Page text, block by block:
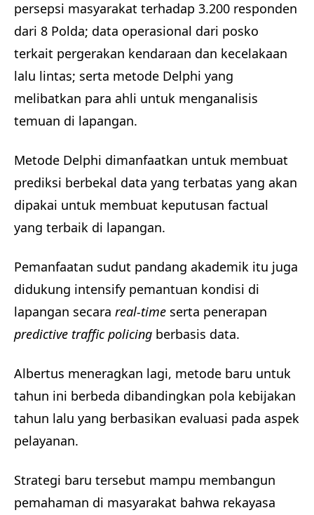
persepsi masyarakat terhadap 3.200 responden
dari 8 Polda; data operasional dari posko
terkait pergerakan kendaraan dan kecelakaan
lalu lintas; serta metode Delphi yang
melibatkan para ahli untuk menganalisis
temuan di lapangan.
Metode Delphi dimanfaatkan untuk membuat
prediksi berbekal data yang terbatas yang akan
dipakai untuk membuat keputusan factual
yang terbaik di lapangan.
Pemanfaatan sudut pandang akademik itu juga
didukung intensify pemantuan kondisi di
lapangan secara real-time serta penerapan
predictive traffic policing berbasis data.
Albertus meneragkan lagi, metode baru untuk
tahun ini berbeda dibandingkan pola kebijakan
tahun lalu yang berbasikan evaluasi pada aspek
pelayanan.
Strategi baru tersebut mampu membangun
pemahaman di masyarakat bahwa rekayasa